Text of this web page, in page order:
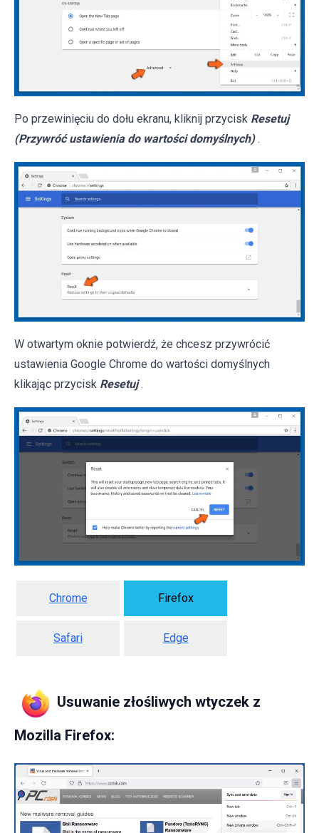
Po przewinięciu do dołu ekranu, kliknij przycisk Resetuj
(Przywróć ustawienia do wartości domyślnych) .
W otwartym oknie potwierdź, że chcesz przywrócić
ustawienia Google Chrome do wartości domyślnych
klikając przycisk Resetuj .
Chrome Firefox
Safari Edge
Usuwanie złośliwych wtyczek z
Mozilla Firefox: